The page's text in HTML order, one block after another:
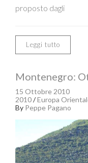
proposto dagli
Leggi tutto
Montenegro:
15 Ottobre 2010
2010/Europa
By Peppe Pagano